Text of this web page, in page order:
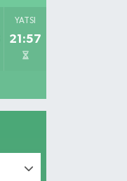
YATSI
21:57